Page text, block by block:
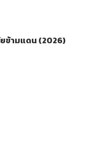
ข้ามแดน (2026)